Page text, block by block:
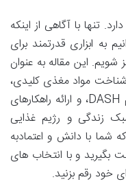
تنها با آگاهی از اینکه
به ابزاری قدرتمند برای
این مقاله به عنوان
شناخت مواد مغذی کلیدی،
معرفی رژیم های غذایی مؤثر مانند رژیم DASH، و ارائه راهکارهای
زندگی و رژیم غذایی
با دانش و اعتمادبه
و با انتخاب های
خود رقم بزنید.